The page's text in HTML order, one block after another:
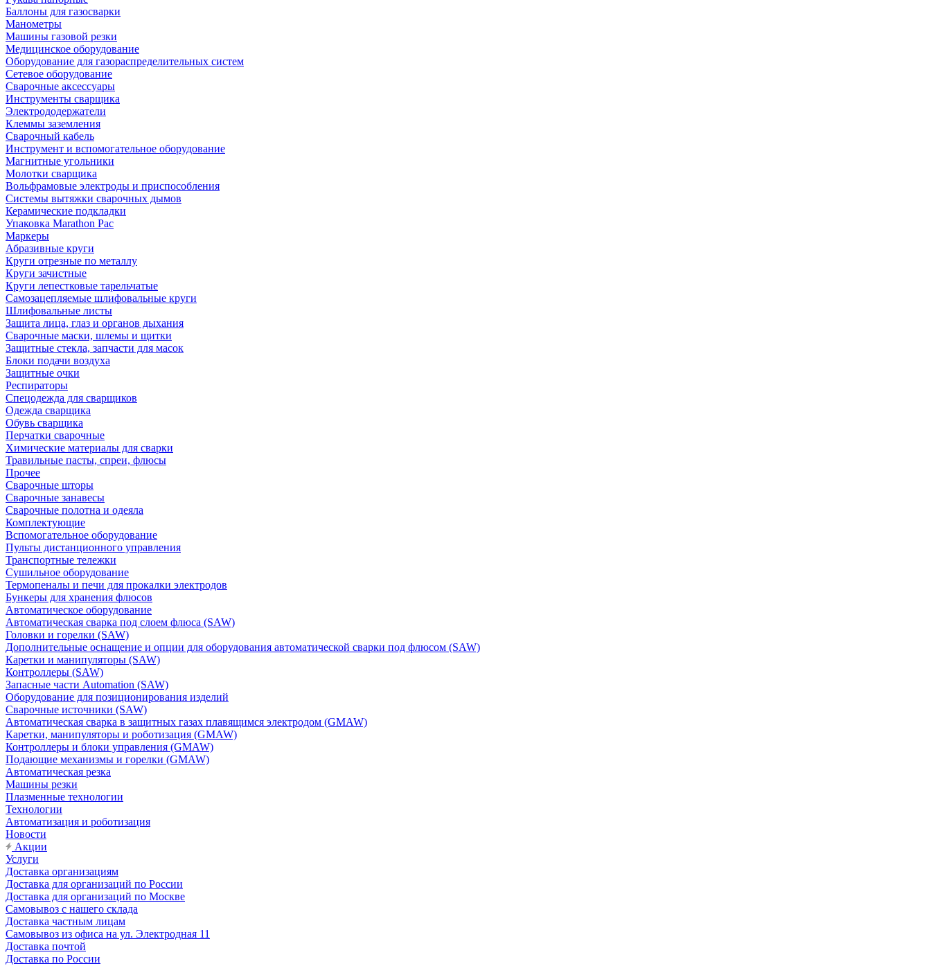
Баллоны для газосварки
Манометры
Машины газовой резки
Медицинское оборудование
Оборудование для газораспределительных систем
Сетевое оборудование
Сварочные аксессуары
Инструменты сварщика
Электрододержатели
Клеммы заземления
Сварочный кабель
Инструмент и вспомогательное оборудование
Магнитные угольники
Молотки сварщика
Вольфрамовые электроды и приспособления
Системы вытяжки сварочных дымов
Керамические подкладки
Упаковка Marathon Pac
Маркеры
Абразивные круги
Круги отрезные по металлу
Круги зачистные
Круги лепестковые тарельчатые
Самозацепляемые шлифовальные круги
Шлифовальные листы
Защита лица, глаз и органов дыхания
Сварочные маски, шлемы и щитки
Защитные стекла, запчасти для масок
Блоки подачи воздуха
Защитные очки
Респираторы
Спецодежда для сварщиков
Одежда сварщика
Обувь сварщика
Перчатки сварочные
Химические материалы для сварки
Травильные пасты, спреи, флюсы
Прочее
Сварочные шторы
Сварочные занавесы
Сварочные полотна и одеяла
Комплектующие
Вспомогательное оборудование
Пульты дистанционного управления
Транспортные тележки
Сушильное оборудование
Термопеналы и печи для прокалки электродов
Бункеры для хранения флюсов
Автоматическое оборудование
Автоматическая сварка под слоем флюса (SAW)
Головки и горелки (SAW)
Дополнительные оснащение и опции для оборудования автоматической сварки под флюсом (SAW)
Каретки и манипуляторы (SAW)
Контроллеры (SAW)
Запасные части Automation (SAW)
Оборудование для позиционирования изделий
Сварочные источники (SAW)
Автоматическая сварка в защитных газах плавящимся электродом (GMAW)
Каретки, манипуляторы и роботизация (GMAW)
Контроллеры и блоки управления (GMAW)
Подающие механизмы и горелки (GMAW)
Автоматическая резка
Машины резки
Плазменные технологии
Технологии
Автоматизация и роботизация
Новости
Акции
Услуги
Доставка организациям
Доставка для организаций по России
Доставка для организаций по Москве
Самовывоз с нашего склада
Доставка частным лицам
Самовывоз из офиса на ул. Электродная 11
Доставка почтой
Доставка по России